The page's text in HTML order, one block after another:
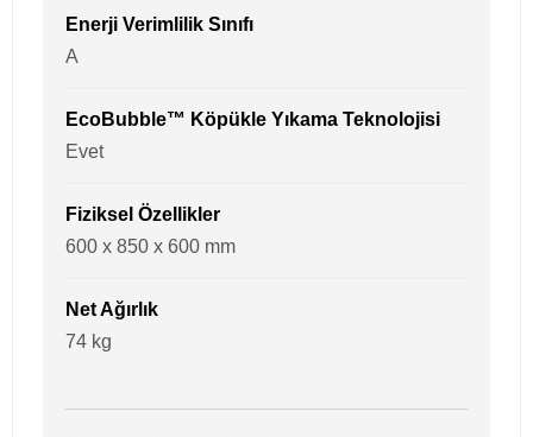
Enerji Verimlilik Sınıfı
A
EcoBubble™ Köpükle Yıkama Teknolojisi
Evet
Fiziksel Özellikler
600 x 850 x 600 mm
Net Ağırlık
74 kg